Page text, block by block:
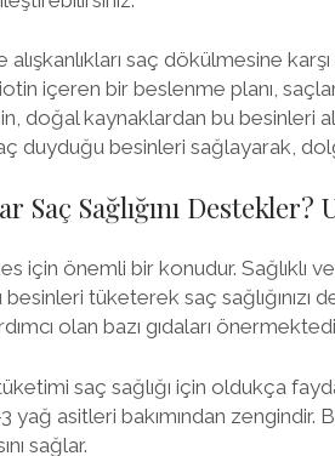
saç dökülmesine
içeren bir beslenme planı,
doğal kaynaklardan bu
duyduğu besinleri sağlayarak,
Saç Sağlığını
için önemli bir konudur. Sağlıklı
tüketerek saç sağlığınızı
olan bazı gıdaları
saç sağlığı için oldukça
yağ asitleri bakımından
sağlar.